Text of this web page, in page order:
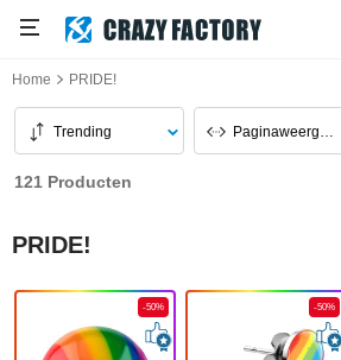
Home PRIDE!
Trending Paginaweergave
121 Producten
PRIDE!
-50% -50%